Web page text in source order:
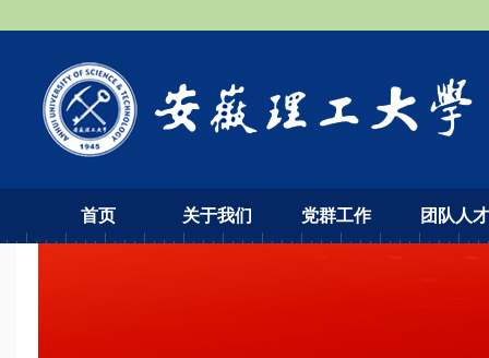
首页 关于我们 党群工作 团队人才